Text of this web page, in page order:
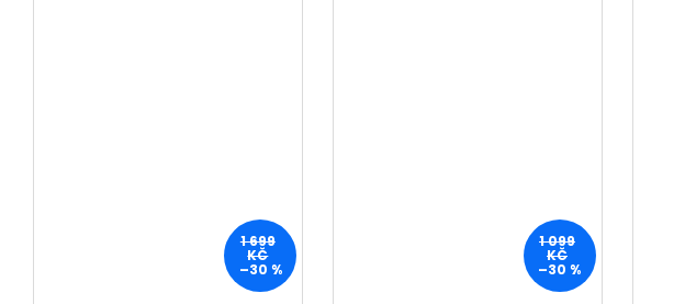
1 699
KČ
–30 %
1 099
KČ
–30 %